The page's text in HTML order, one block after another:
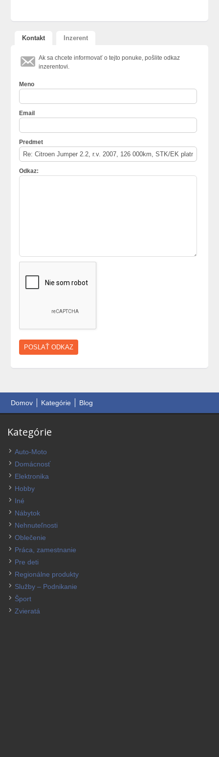
Kontakt Inzerent
Ak sa chcete informovať o tejto ponuke, pošlite odkaz
inzerentovi.
Meno
Email
Predmet
Odkaz:
Domov Kategórie Blog
Kategórie
Auto-Moto
Domácnosť
Elektronika
Hobby
Iné
Nábytok
Nehnuteľnosti
Oblečenie
Práca, zamestnanie
Pre deti
Regionálne produkty
Služby – Podnikanie
Šport
Zvieratá